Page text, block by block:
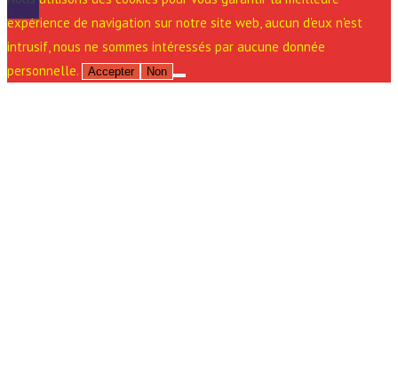
expérience de navigation sur notre site web, aucun d'eux n'est
intrusif, nous ne sommes intéressés par aucune donnée
personnelle.
Accepter Non